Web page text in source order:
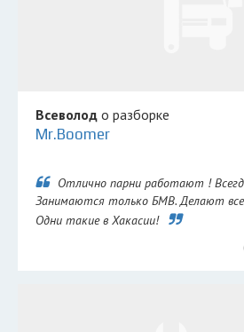
Всеволод о разборке
Mr.Boomer
Отлично парни работают !
Занимаются только БМВ. Делают
Одни такие в Хакасии!